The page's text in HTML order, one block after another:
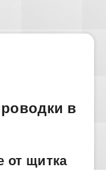
в
от щитка